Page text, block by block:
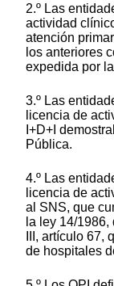
2.º Las
actividad
atención
los anteriores
expedida por
3.º Las
licencia de
I+D+I
Pública.
4.º Las
licencia de
al SNS, que
la ley 14/
III, artículo
de hospitales